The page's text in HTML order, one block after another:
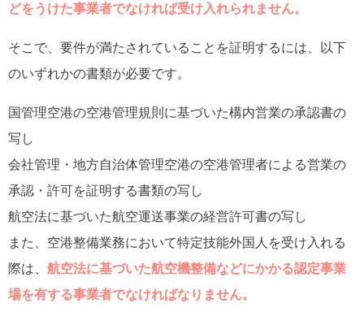
どをうけた事業者でなければ受け入れられません。
そこで、要件が満たされていることを証明するには、以下
のいずれかの書類が必要です。
国管理空港の空港管理規則に基づいた構内営業の承認書の
写し
会社管理・地方自治体管理空港の空港管理者による営業の
承認・許可を証明する書類の写し
航空法に基づいた航空運送事業の経営許可書の写し
また、空港整備業務において特定技能外国人を受け入れる
際は、 航空法に基づいた航空機整備などにかかる認定事業
場を有する事業者でなければなりません。